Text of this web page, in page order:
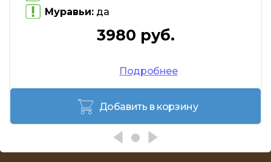
Муравьи: да
3980 руб.
Подробнее
Добавить в корзину